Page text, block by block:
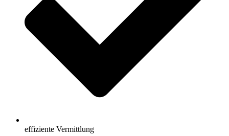
effiziente Vermittlung